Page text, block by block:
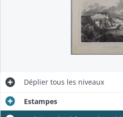
Déplier tous les niveaux
Estampes